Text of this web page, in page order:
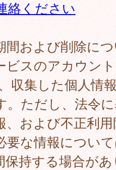
絡ください
間および削除に
ビスのアカウン
収集した個人情
。ただし、法令
、および不正利
要な情報につい
保持する場合が